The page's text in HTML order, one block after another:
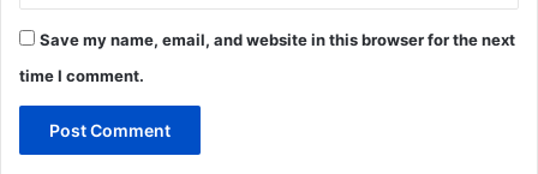
Save my name, email, and website in this browser for the next
time I comment.